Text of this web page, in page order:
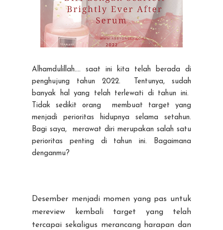
Alhamdulillah…. saat ini kita telah berada di
penghujung tahun 2022. Tentunya, sudah
banyak hal yang telah terlewati di tahun ini.
Tidak sedikit orang membuat target yang
menjadi perioritas hidupnya selama setahun.
Bagi saya, merawat diri merupakan salah satu
perioritas penting di tahun ini. Bagaimana
denganmu?
Desember menjadi momen yang pas untuk
mereview kembali target yang telah
tercapai sekaligus merancang harapan dan